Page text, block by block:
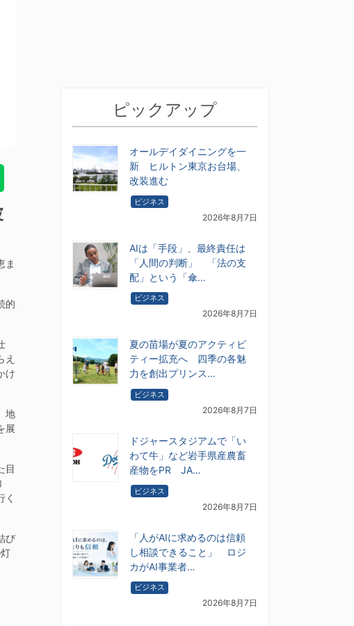
ま
的
え
け
地
展
目
く
び
ピックアップ
オールデイダイニングを一
新 ヒルトン東京お台場、
改装進む
ビジネス
2026年8月7日
AIは「手段」、最終責任は
「人間の判断」 「法の支
配」という「傘…
ビジネス
2026年8月7日
夏の苗場が夏のアクティビ
ティー拡充へ 四季の各魅
力を創出プリンス…
ビジネス
2026年8月7日
ドジャースタジアムで「い
わて牛」など岩手県産農畜
産物をPR JA…
ビジネス
2026年8月7日
「人がAIに求めるのは信頼
し相談できること」 ロジ
カがAI事業者…
ビジネス
2026年8月7日